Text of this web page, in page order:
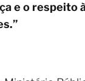
e o respeito